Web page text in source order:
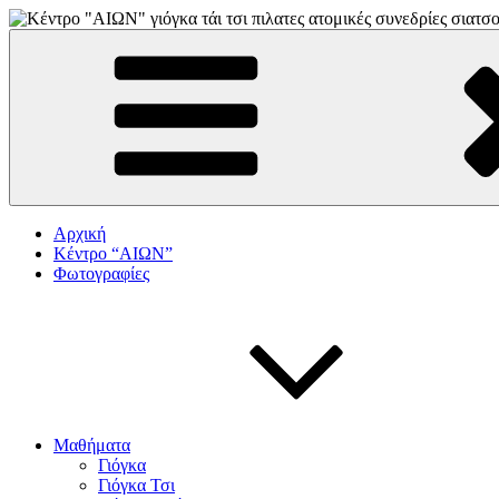
Skip
to
ΚΕΝΤΡΟ ΓΙΟΓΚΑ-ΠΙΛΑΤΕΣ-ΤΑΙ ΤΣΙ
Αρχική
Κέντρο “ΑΙΩΝ”
Φωτογραφίες
Μαθήματα
Γιόγκα
Γιόγκα Τσι